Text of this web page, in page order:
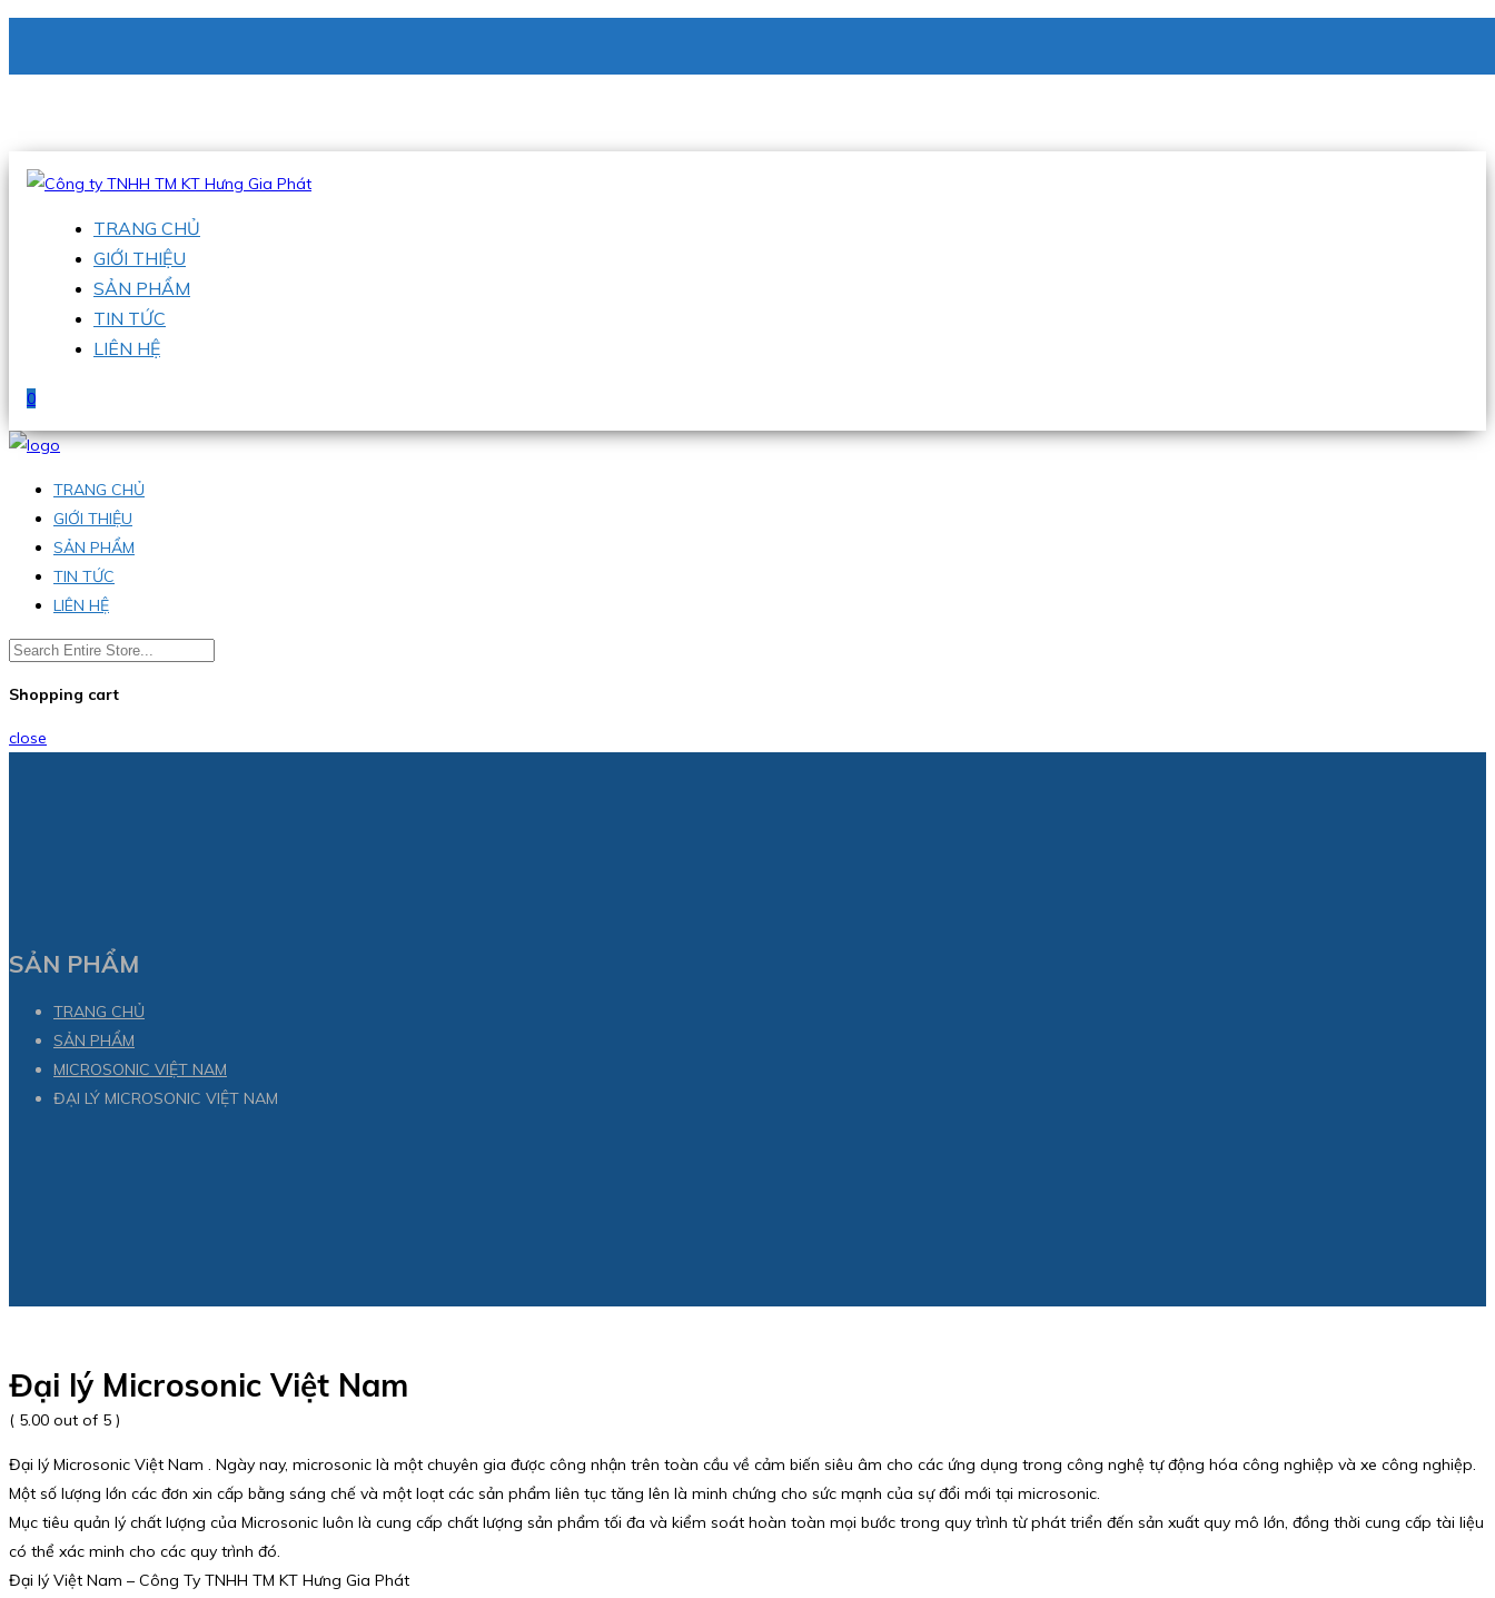
Hotline:0938 336 079
TRANG CHỦ
GIỚI THIỆU
SẢN PHẨM
TIN TỨC
LIÊN HỆ
0
TRANG CHỦ
GIỚI THIỆU
SẢN PHẨM
TIN TỨC
LIÊN HỆ
Shopping cart
close
SẢN PHẨM
TRANG CHỦ
SẢN PHẨM
MICROSONIC VIỆT NAM
ĐẠI LÝ MICROSONIC VIỆT NAM
Đại lý Microsonic Việt Nam
( 5.00 out of 5 )
Đại lý Microsonic Việt Nam . Ngày nay, microsonic là một chuyên gia được công nhận trên toàn cầu về cảm biến siêu âm cho các ứng dụng trong công nghệ tự động hóa công nghiệp và xe công nghiệp.
Một số lượng lớn các đơn xin cấp bằng sáng chế và một loạt các sản phẩm liên tục tăng lên là minh chứng cho sức mạnh của sự đổi mới tại microsonic.
Mục tiêu quản lý chất lượng của Microsonic luôn là cung cấp chất lượng sản phẩm tối đa và kiểm soát hoàn toàn mọi bước trong quy trình từ phát triển đến sản xuất quy mô lớn, đồng thời cung cấp tài liệu
có thể xác minh cho các quy trình đó.
Đại lý Việt Nam – Công Ty TNHH TM KT Hưng Gia Phát